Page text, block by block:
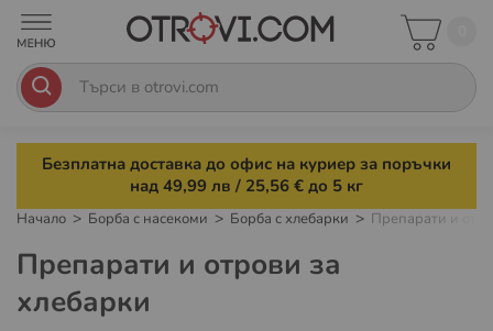
Безплатна доставка до офис на куриер за поръчки
над 49,99 лв / 25,56 € до 5 кг
Начало Борба с насекоми Борба с хлебарки Препарати и
Препарати и отрови за
хлебарки